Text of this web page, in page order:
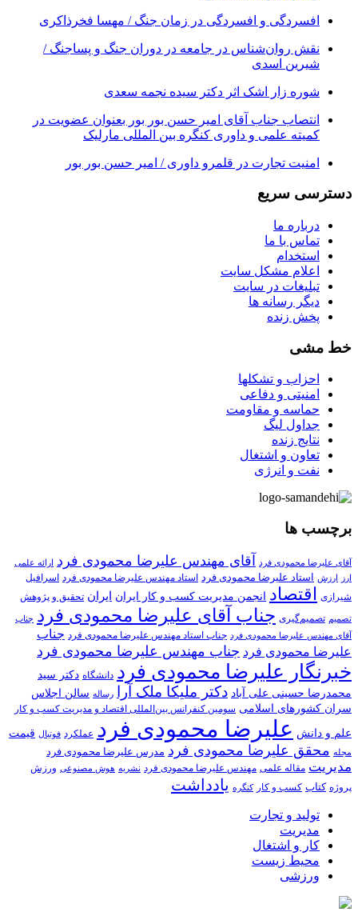
افسردگی و افسردگی در زمان جنگ / مهسا فخرذاکری
نقش روان‌شناس در جامعه در دوران جنگ و پساجنگ /
شیرین اسدی
شوره زار اشک اثر دکتر سیده نجمه سعدی
انتصاب جناب آقای امیر حسن بور بور بعنوان عضویت در
کمیته علمی و داوری کنگره بین المللی مارلیک
امنیت تجارت در قلمرو داوری / امیر حسن بور بور
دسترسی سریع
درباره ما
تماس با ما
استخدام
اعلام مشکل سایت
تبلیغات در سایت
ديگر رسانه ها
پخش زنده
خط مشی
احزاب و تشکلها
امنیتی و دفاعی
حماسه و مقاومت
جداول لیگ
نتایج زنده
تعاون و اشتغال
نفت و انرژی
برچسب ها
آقای علیرضا محمودی فرد آقای مهندس علیرضا محمودی فرد
ارائه علمی
ارز
ارزش استاد علیرضا محمودی فرد استاد مهندس علیرضا محمودی فرد
اسرافیل
شیرازی اقتصاد انجمن مدیریت کسب و کار ایران ایران تحقیق و پژوهش
تصمیم تصمیم‌گیری جناب آقای علیرضا محمودی فرد جناب
آقای مهندس علیرضا محمودی فرد جناب استاد مهندس علیرضا محمودی فرد جناب
علیرضا محمودی فرد جناب مهندس علیرضا محمودی فرد
خبرنگار علیرضا محمودی فرد دانشگاه دکتر سید
محمدرضا حسینی علی آباد دکتر ملیکا ملک آرا رساله سالن اجلاس
سران کشورهای اسلامی سومین کنفرانس بین‌المللی اقتصاد و مدیریت کسب و کار
علم و دانش علیرضا محمودی فرد عملکرد فوتبال قیمت
مجله محقق علیرضا محمودی فرد مدرس علیرضا محمودی فرد
مدیریت مقاله علمی مهندس علیرضا محمودی فرد نشریه هوش مصنوعی ورزش
پروژه کتاب کسب و کار کنگره یادداشت
تولید و تجارت
مدیریت
کار و اشتغال
محیط زیست
ورزشی